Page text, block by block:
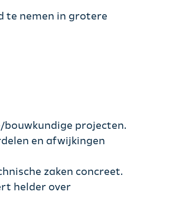
te nemen in grotere
bouwkundige projecten.
en afwijkingen
zaken concreet.
helder over